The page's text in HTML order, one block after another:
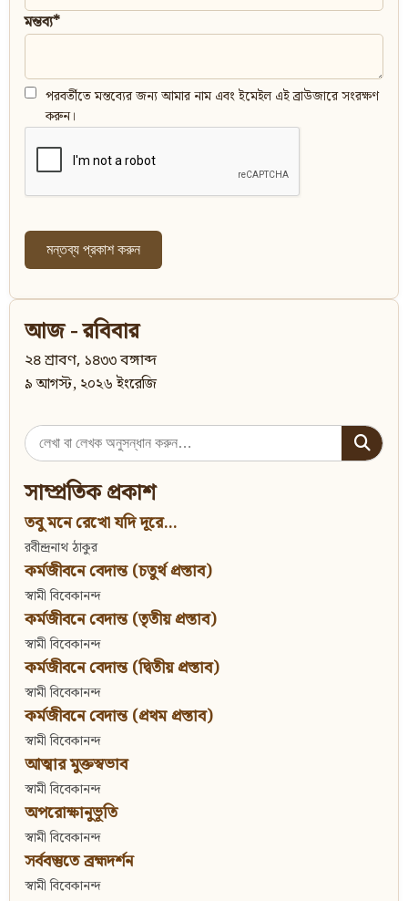
মন্তব্য*
পরবর্তীতে মন্তব্যের জন্য আমার নাম এবং ইমেইল এই ব্রাউজারে সংরক্ষণ
করুন।
আজ - রবিবার
২৪ শ্রাবণ, ১৪৩৩ বঙ্গাব্দ
৯ আগস্ট, ২০২৬ ইংরেজি
Search
for:
সাম্প্রতিক প্রকাশ
তবু মনে রেখো যদি দূরে...
রবীন্দ্রনাথ ঠাকুর
কর্মজীবনে বেদান্ত (চতুর্থ প্রস্তাব)
স্বামী বিবেকানন্দ
কর্মজীবনে বেদান্ত (তৃতীয় প্রস্তাব)
স্বামী বিবেকানন্দ
কর্মজীবনে বেদান্ত (দ্বিতীয় প্রস্তাব)
স্বামী বিবেকানন্দ
কর্মজীবনে বেদান্ত (প্রথম প্রস্তাব)
স্বামী বিবেকানন্দ
আত্মার মুক্তস্বভাব
স্বামী বিবেকানন্দ
অপরোক্ষানুভূতি
স্বামী বিবেকানন্দ
সর্ববস্তুতে ব্রহ্মদর্শন
স্বামী বিবেকানন্দ